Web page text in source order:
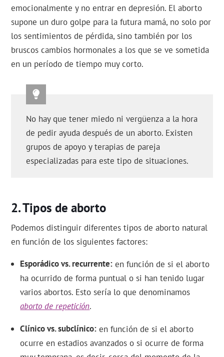
emocionalmente y no entrar en depresión. El aborto
supone un duro golpe para la futura mamá, no solo por
los sentimientos de pérdida, sino también por los
bruscos cambios hormonales a los que se ve sometida
en un período de tiempo muy corto.
No hay que tener miedo ni vergüenza a la hora
de pedir ayuda después de un aborto. Existen
grupos de apoyo y terapias de pareja
especializadas para este tipo de situaciones.
Tipos de aborto
Podemos distinguir diferentes tipos de aborto natural
en función de los siguientes factores:
Esporádico vs. recurrente en función de si el aborto
ha ocurrido de forma puntual o si han tenido lugar
varios abortos. Esto sería lo que denominamos
aborto de repetición.
Clínico vs. subclínico en función de si el aborto
ocurre en estadios avanzados o si ocurre de forma